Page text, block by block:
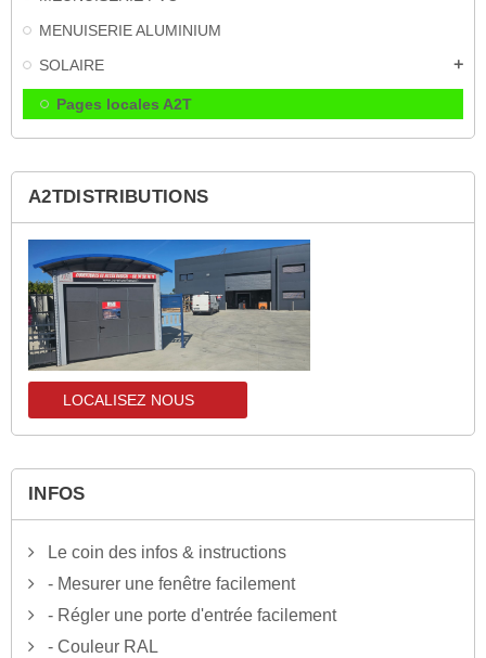
MENUISERIE ALUMINIUM
SOLAIRE
add
Pages locales A2T
A2TDISTRIBUTIONS
LOCALISEZ NOUS
INFOS
Le coin des infos & instructions
- Mesurer une fenêtre facilement
- Régler une porte d'entrée facilement
- Couleur RAL